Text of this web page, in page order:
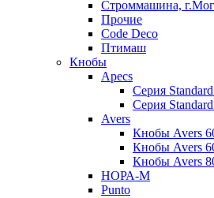
Строммашина,
Прочие
Code Deco
Птимаш
Кнобы
Apecs
Серия
Серия
Avers
Кнобы Avers
Кнобы Avers
Кнобы Avers
НОРА-М
Punto